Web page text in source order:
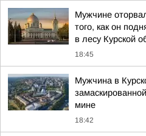
Мужчине
того, как он
в лесу Курской
18:45
Мужчина в
мине
18:42